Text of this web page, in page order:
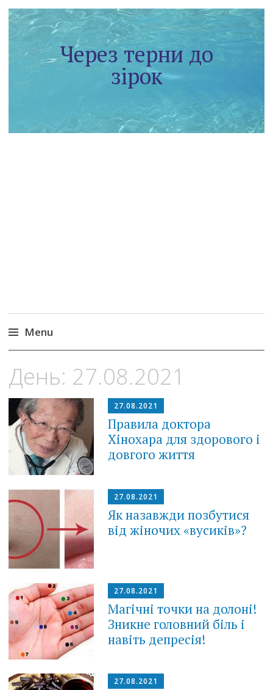
Через терни до
зірок
Menu
to
content
День: 27.08.2021
27.08.2021
Правила доктора
Хінохара для здорового і
довгого життя
27.08.2021
Як назавжди позбутися
від жіночих «вусиків»?
27.08.2021
Магічні точки на долоні!
Зникне головний біль і
навіть депресія!
27.08.2021